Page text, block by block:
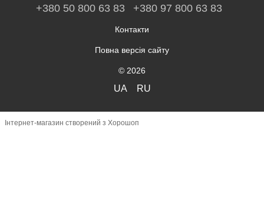
+380 50 800 63 83 +380 97 800 63 83
Контакти
Повна версія сайту
© 2026
UA RU
Інтернет-магазин створений з Хорошоп